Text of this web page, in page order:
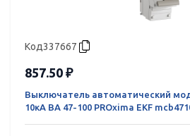
Код337667
857.50 ₽
Выключатель автоматический
10кА ВА 47-100 PROxima EKF